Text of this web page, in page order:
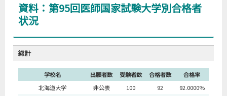
資料：第95回医師国家試験大学別合格者
状況
総計
学校名 出願者数 受験者数 合格者数
合格率
北海道大学
非公表 100 92
92.0000%